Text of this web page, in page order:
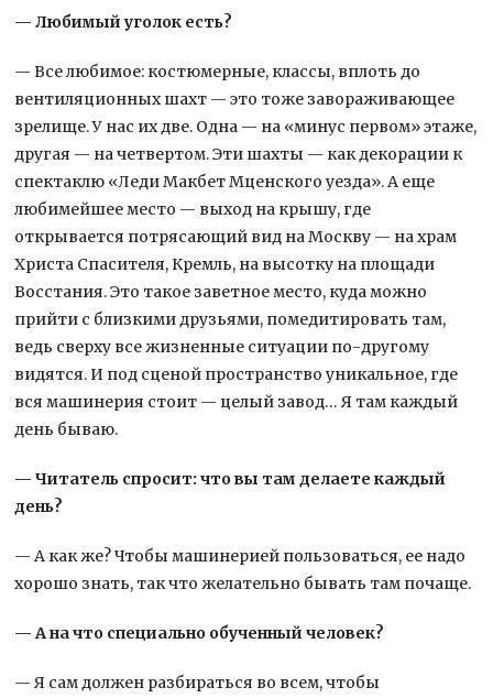
— Любимый уголок есть?
— Все любимое: костюмерные, классы, вплоть до
вентиляционных шахт — это тоже завораживающее
зрелище. У нас их две. Одна — на «минус первом» этаже,
другая — на четвертом. Эти шахты — как декорации к
спектаклю «Леди Макбет Мценского уезда». А еще
любимейшее место — выход на крышу, где
открывается потрясающий вид на Москву — на храм
Христа Спасителя, Кремль, на высотку на площади
Восстания. Это такое заветное место, куда можно
прийти с близкими друзьями, помедитировать там,
ведь сверху все жизненные ситуации по-другому
видятся. И под сценой пространство уникальное, где
вся машинерия стоит — целый завод… Я там каждый
день бываю.
— Читатель спросит: что вы там делаете каждый
день?
— А как же? Чтобы машинерией пользоваться, ее надо
хорошо знать, так что желательно бывать там почаще.
— А на что специально обученный человек?
— Я сам должен разбираться во всем, чтобы